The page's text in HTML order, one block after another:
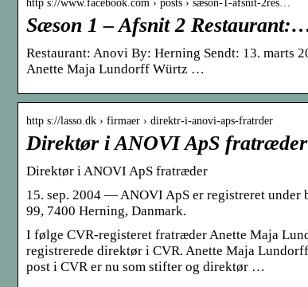
http s://www.facebook.com › posts › sæson-1-afsnit-2res…
Sæson 1 – Afsnit 2
Restaurant: Anovi By: Herning Sendt: 13. marts
Anette Maja Lundorff Würtz …
http s://lasso.dk › firmaer › direktr-i-anovi-aps-fratrder
Direktør i ANOVI ApS fratræder
Direktør i ANOVI ApS fratræder
15. sep. 2004 — ANOVI ApS er registreret under
99, 7400 Herning, Danmark.
I følge CVR-registeret fratræder Anette Maja
registrerede direktør i CVR. Anette Maja
post i CVR er nu som stifter og direktør …